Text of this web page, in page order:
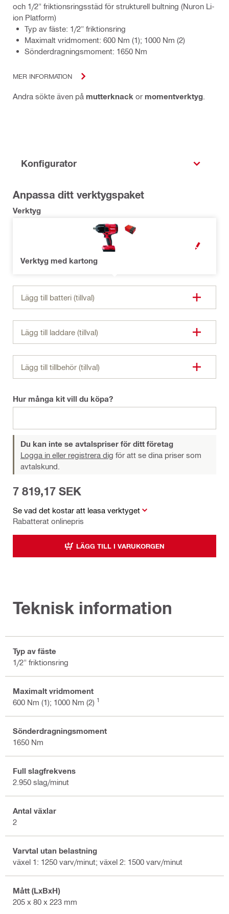
och 1/2" friktionsringsstäd för strukturell bultning (Nuron Li-
ion Platform)
Typ av fäste: 1/2" friktionsring
Maximalt vridmoment: 600 Nm (1); 1000 Nm (2)
Sönderdragningsmoment: 1650 Nm
MER INFORMATION
Andra sökte även på mutterknack or momentverktyg
Konfigurator
Anpassa ditt verktygspaket
Verktyg
Verktyg med kartong
OPEN MODAL
Lägg till batteri (tillval)
Lägg till laddare (tillval)
Lägg till tillbehör (tillval)
Hur många kit vill du köpa?
Du kan inte se avtalspriser för ditt företag
Logga in eller registrera dig för att se dina priser som
avtalskund.
Se vad det kostar att leasa verktyget
Rabatterat onlinepris
7 819,17 SEK
LÄGG TILL I VARUKORGEN
Teknisk information
Typ av fäste
1/2" friktionsring
Maximalt vridmoment
600 Nm (1); 1000 Nm (2) 1
Sönderdragningsmoment
1650 Nm
Full slagfrekvens
2.950 slag/minut
Antal växlar
2
Varvtal utan belastning
växel 1: 1250 varv/minut; växel 2: 1500 varv/minut
Mått (LxBxH)
205 x 80 x 223 mm